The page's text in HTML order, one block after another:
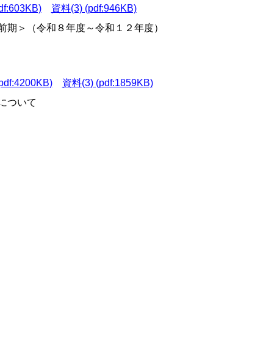
資料(3) (pdf:946KB)
＞（令和８年度～令和１２年度）
資料(3) (pdf:1859KB)
ついて